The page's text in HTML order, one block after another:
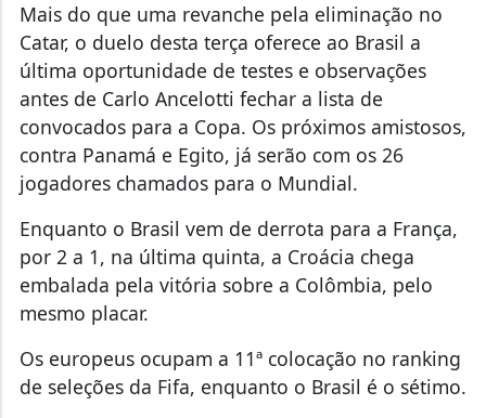
Mais do que uma revanche pela eliminação no
Catar, o duelo desta terça oferece ao Brasil a
última oportunidade de testes e observações
antes de Carlo Ancelotti fechar a lista de
convocados para a Copa. Os próximos amistosos,
contra Panamá e Egito, já serão com os 26
jogadores chamados para o Mundial.
Enquanto o Brasil vem de derrota para a França,
por 2 a 1, na última quinta, a Croácia chega
embalada pela vitória sobre a Colômbia, pelo
mesmo placar.
Os europeus ocupam a 11ª colocação no ranking
de seleções da Fifa, enquanto o Brasil é o sétimo.